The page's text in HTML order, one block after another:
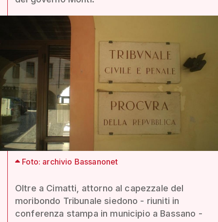
Foto: archivio Bassanonet
Oltre a Cimatti, attorno al capezzale del
moribondo Tribunale siedono - riuniti in
conferenza stampa in municipio a Bassano -